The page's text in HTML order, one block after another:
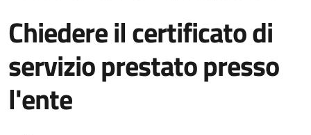
Chiedere il certificato di
servizio prestato presso
l'ente